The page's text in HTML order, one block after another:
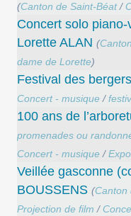
(Canton de Saint-Béat/
Concert solo
Lorette ALAN (
dame de Lorette)
Festival des
Concert - musique/
100 ans de
promenades ou
Concert - musique/
Veillée gasconne
BOUSSENS (Canton
Projection de film /